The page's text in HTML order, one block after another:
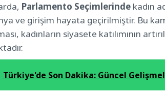
Parlamento Seçimlerinde kadın
ve girişim hayata geçirilmiştir. Bu
kadınların siyasete katılımının
Türkiye'de Son Dakika: Güncel